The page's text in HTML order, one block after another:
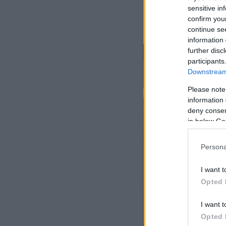
sensitive
confirm
continue
information
further
Please
information
deny
in below
I want
Opted
I want
Opted
— Aaron